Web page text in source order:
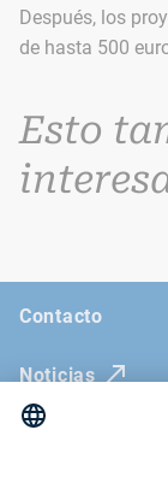
Después, los
de hasta 500
Esto
Contacto
Noticias
La revista